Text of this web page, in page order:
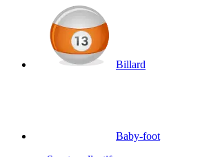
Billard
Baby-foot